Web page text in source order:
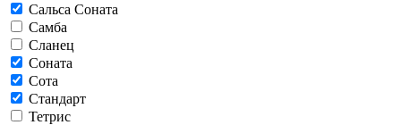
Сальса Соната
Самба
Сланец
Соната
Сота
Стандарт
Тетрис